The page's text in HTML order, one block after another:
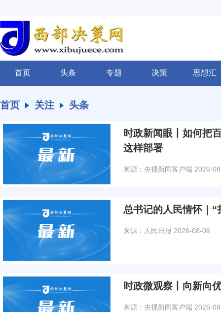
首页 头条 专题 决策 思想汇
首页 关注 头条
时政新闻眼丨如何把
这样部署
来源：央视新闻客户端 2026-
总书记的人民情怀｜
来源：人民日报 2026-08-06
时政微观察丨向新向
来源：央视新闻客户端 2026-